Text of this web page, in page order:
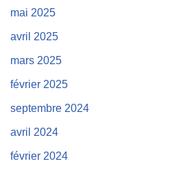
mai 2025
avril 2025
mars 2025
février 2025
septembre 2024
avril 2024
février 2024